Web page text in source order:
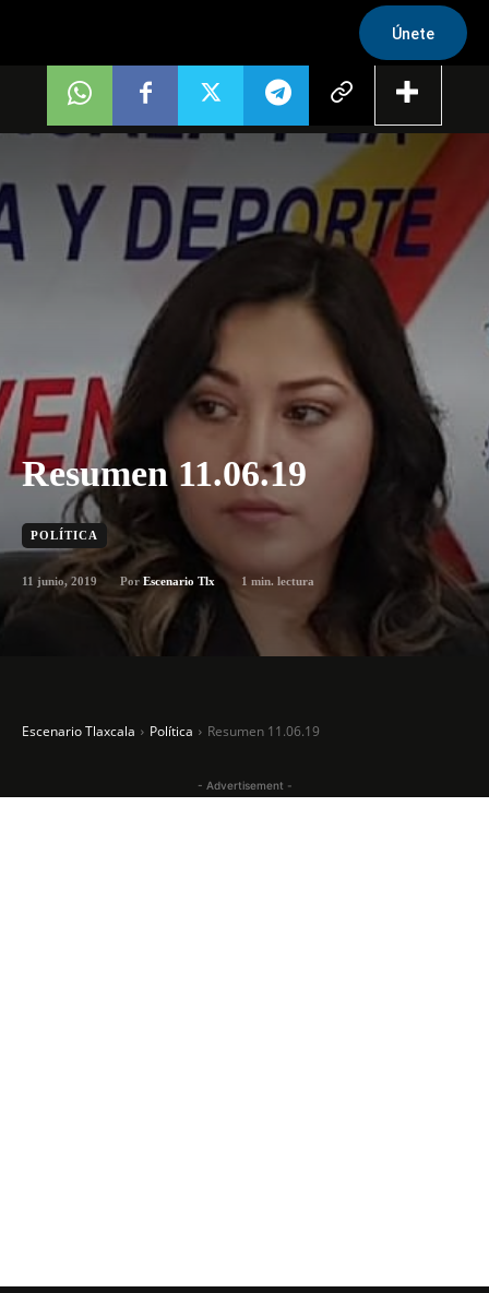
Únete
Resumen 11.06.19
POLÍTICA
11 junio, 2019 Por Escenario Tlx 1 min. lectura
Escenario Tlaxcala Política Resumen 11.06.19
- Advertisement -